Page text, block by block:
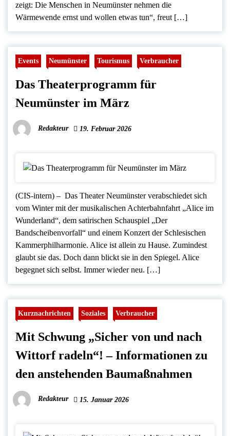
zeigt: Die Menschen in Neumünster nehmen die
Wärmewende ernst und wollen etwas tun“, freut […]
Events Neumünster Tourismus Verbraucher
Das Theaterprogramm für
Neumünster im März
Redakteur 19. Februar 2026
(CIS-intern) – Das Theater Neumünster verabschiedet sich
vom Winter mit der musikalischen Achterbahnfahrt „Alice im
Wunderland“, dem satirischen Schauspiel „Der
Bandscheibenvorfall“ und einem Konzert der Schlesischen
Kammerphilharmonie. Alice ist allein zu Hause. Zumindest
glaubt sie das. Doch dann blickt sie in den Spiegel. Alice
begegnet sich selbst. Immer wieder neu. […]
Kurznachrichten Soziales Verbraucher
Mit Schwung „Sicher von und nach
Wittorf radeln“! – Informationen zu
den anstehenden Baumaßnahmen
Redakteur 15. Januar 2026